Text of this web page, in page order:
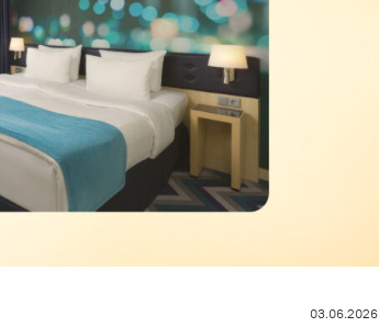
03.06.2026